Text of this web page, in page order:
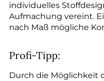
individuelles
Aufmachung vereint.
nach Maß mögliche
Profi-Tipp:
Durch die Möglichkeit